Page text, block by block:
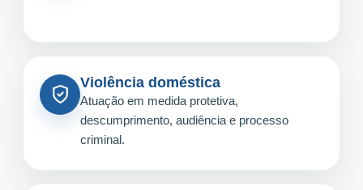
Violência doméstica
Atuação em medida protetiva,
descumprimento, audiência e processo
criminal.